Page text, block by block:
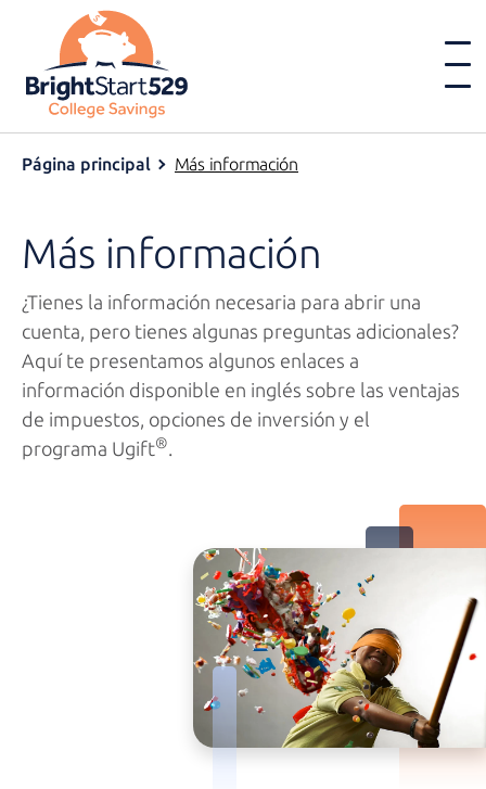
Página principal Más información
Más información
¿Tienes la información necesaria para abrir una
cuenta, pero tienes algunas preguntas adicionales?
Aquí te presentamos algunos enlaces a
información disponible en inglés sobre las ventajas
de impuestos, opciones de inversión y el
programa Ugift®.